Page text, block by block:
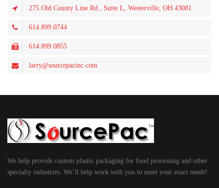
275 Old County Line Rd., Suite L, Westerville, OH 43081
614.899.0744
614.899.0855
larry@sourcepacinc.com
We help provide custom plastic packaging for food processing and other
specialty industries. We’ll help work with you to meet your exact needs!